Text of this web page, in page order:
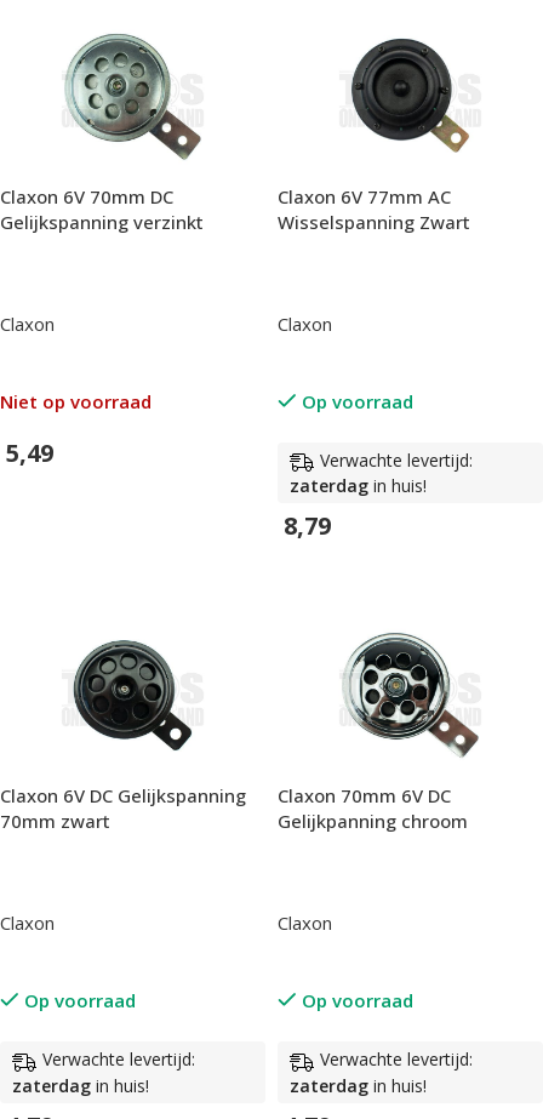
Claxon 6V 70mm DC
Gelijkspanning verzinkt
Claxon
Niet op voorraad
5,49
Claxon 6V 77mm AC
Wisselspanning Zwart
Claxon
Op voorraad
Verwachte levertijd:
zaterdag in huis!
8,79
Claxon 6V DC Gelijkspanning
70mm zwart
Claxon
Op voorraad
Verwachte levertijd:
zaterdag in huis!
Claxon 70mm 6V DC
Gelijkpanning chroom
Claxon
Op voorraad
Verwachte levertijd:
zaterdag in huis!